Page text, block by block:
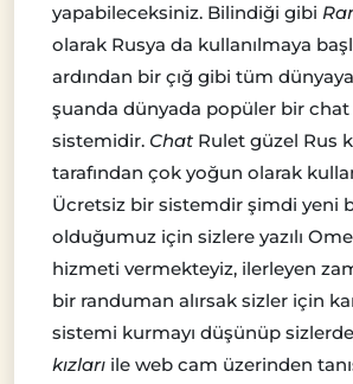
yapabileceksiniz. Bilindiği gibi
olarak Rusya da kullanılmaya
ardından bir çığ gibi tüm dünyaya
şuanda dünyada popüler bir
sistemidir. Chat Rulet güzel Rus
tarafından çok yoğun olarak
Ücretsiz bir sistemdir şimdi yeni
olduğumuz için sizlere yazılı
hizmeti vermekteyiz, ilerleyen
bir randuman alırsak sizler için
sistemi kurmayı düşünüp
kızları ile web cam üzerinden